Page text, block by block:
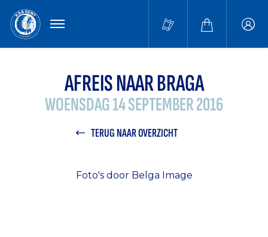
MENU
AFREIS NAAR BRAGA
WOENSDAG 14 SEPTEMBER 2016
TERUG NAAR OVERZICHT
Foto's door Belga Image